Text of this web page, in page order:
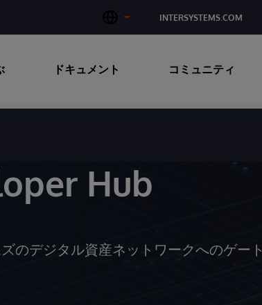
INTERSYSTEMS.COM
ドキュメント コミュニティ
Hub
のデジタル資産ネットワークへのゲート